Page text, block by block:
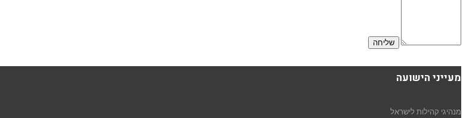
מעייני הישועה
מנהיגי קהילות לישראל